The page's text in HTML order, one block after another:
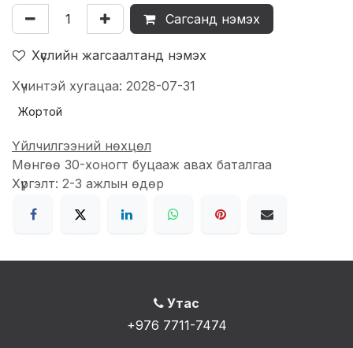
Сагсанд нэмэх
Хүслийн жагсаалтанд нэмэх
Хүчинтэй хугацаа: 2028-07-31
Жортой
Үйлчилгээний нөхцөл
Мөнгөө 30-хоногт буцааж авах баталгаа
Хүргэлт: 2-3 ажлын өдөр
Утас
+976 7711-7474